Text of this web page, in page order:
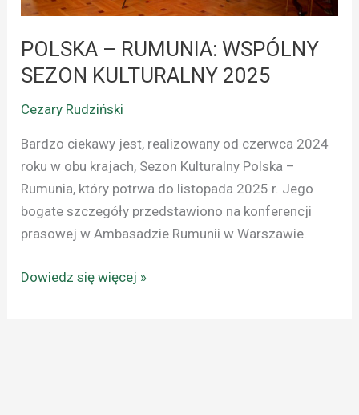
POLSKA – RUMUNIA: WSPÓLNY
SEZON KULTURALNY 2025
Cezary Rudziński
Bardzo ciekawy jest, realizowany od czerwca 2024
roku w obu krajach, Sezon Kulturalny Polska –
Rumunia, który potrwa do listopada 2025 r. Jego
bogate szczegóły przedstawiono na konferencji
prasowej w Ambasadzie Rumunii w Warszawie.
Dowiedz się więcej »